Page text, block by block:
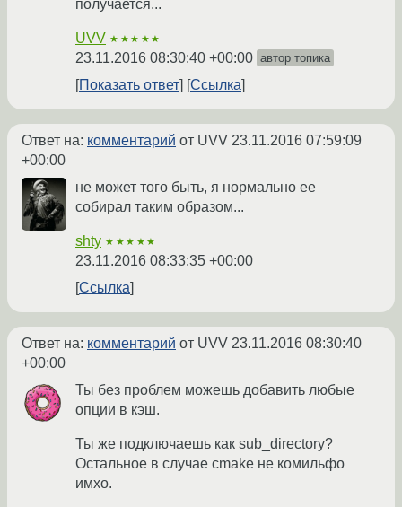
получается...
UVV ★★★★★
23.11.2016 08:30:40 +00:00 автор топика
Показать ответ Ссылка
Ответ на: комментарий от UVV 23.11.2016 07:59:09
+00:00
не может того быть, я нормально ее
собирал таким образом...
shty ★★★★★
23.11.2016 08:33:35 +00:00
Ссылка
Ответ на: комментарий от UVV 23.11.2016 08:30:40
+00:00
Ты без проблем можешь добавить любые
опции в кэш.
Ты же подключаешь как sub_directory?
Остальное в случае cmake не комильфо
имхо.